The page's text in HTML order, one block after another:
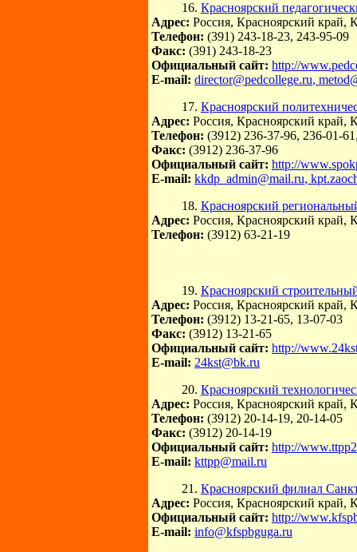
16. Красноярский
Адрес: Россия, Красноярский край,
Телефон: (391) 243-18-23, 243-95-09
Факс: (391) 243-18-23
Официальный сайт: http://
E-mail: director@pedcollege.ru,
17. Красноярский
Адрес: Россия, Красноярский край,
Телефон: (3912) 236-37-96, 236-01-
Факс: (3912) 236-37-96
Официальный сайт: http://
E-mail: kkdp_admin@mail.ru,
18. Красноярский
Адрес: Россия, Красноярский край,
Телефон: (3912) 63-21-19
19. Красноярский
Адрес: Россия, Красноярский край,
Телефон: (3912) 13-21-65, 13-07-03
Факс: (3912) 13-21-65
Официальный сайт: http://
E-mail: 24kst@bk.ru
20. Красноярский
Адрес: Россия, Красноярский край,
Телефон: (3912) 20-14-19, 20-14-05
Факс: (3912) 20-14-19
Официальный сайт: http://
E-mail: kttpp@mail.ru
21. Красноярский филиал
Адрес: Россия, Красноярский край,
Официальный сайт: http://
E-mail: info@kfspbguga.ru